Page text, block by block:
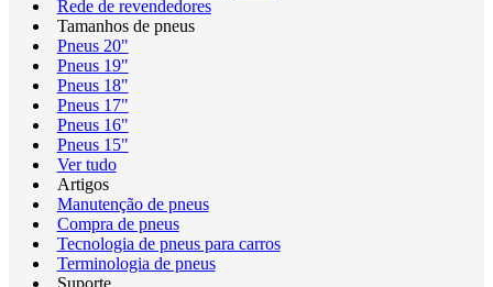
Rede de revendedores
Tamanhos de pneus
Pneus 20"
Pneus 19"
Pneus 18"
Pneus 17"
Pneus 16"
Pneus 15"
Ver tudo
Artigos
Manutenção de pneus
Compra de pneus
Tecnologia de pneus para carros
Terminologia de pneus
Suporte